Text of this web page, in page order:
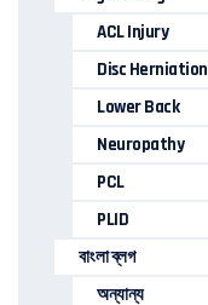
ACL Injury
Disc Herniation
Lower Back
Neuropathy
PCL
PLID
বাংলা ব্লগ
অন্যান্য